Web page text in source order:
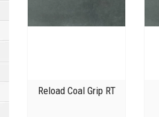
Reload Coal Grip RT